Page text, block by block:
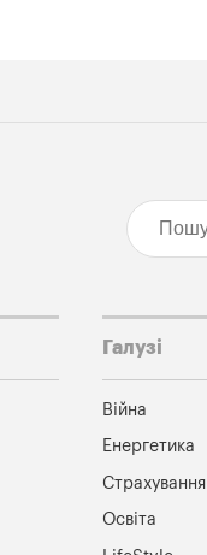
Галузі
Війна
Енергетика
Страхування
Освіта